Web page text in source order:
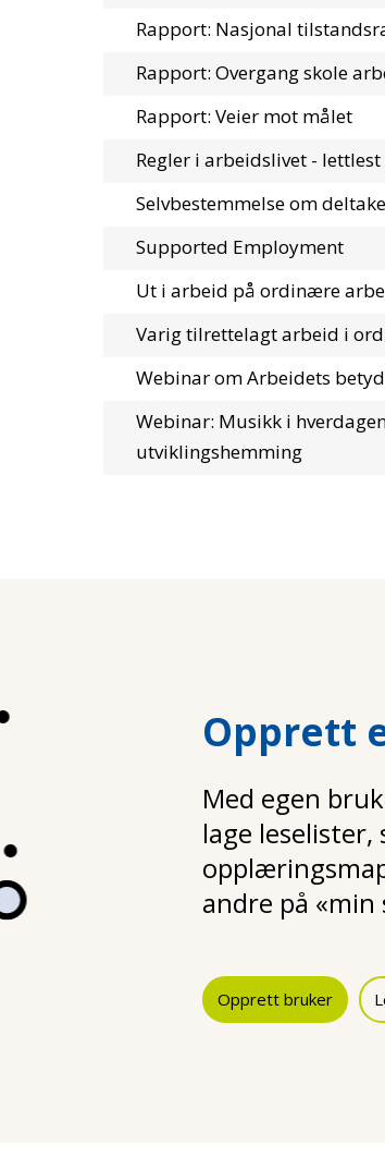
Rapport: Nasjonal
Rapport: Overgang skole
Rapport: Veier mot målet
Regler i arbeidslivet -
Selvbestemmelse om
Supported Employment
Ut i arbeid på ordinære
Varig tilrettelagt arbeid i
Webinar om Arbeidets
Webinar: Musikk i
utviklingshemming
Opprett
Med egen
lage
andre på «min
Opprett bruker